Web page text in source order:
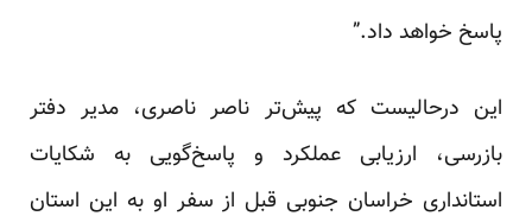
پاسخ خواهد داد.”
این درحالیست که پیش‌تر ناصر ناصری، مدیر دفتر
بازرسی، ارزیابی عملکرد و پاسخ‌گویی به شکایات
استانداری خراسان جنوبی قبل از سفر او به این استان